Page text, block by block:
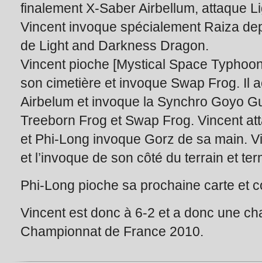
finalement X-Saber Airbellum, attaque
Vincent invoque spécialement Raiza
de Light and Darkness Dragon.
Vincent pioche [Mystical Space
son cimetière et invoque Swap Frog. Il
Airbelum et invoque la Synchro Goyo
Treeborn Frog et Swap Frog. Vincent
et Phi-Long invoque Gorz de sa main.
et l’invoque de son côté du terrain et
Phi-Long pioche sa prochaine carte et
Vincent est donc à 6-2 et a donc une
Championnat de France 2010.